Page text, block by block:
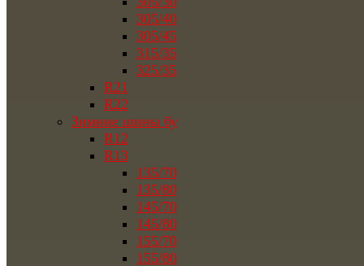
305/40
305/45
315/35
325/35
R21
R22
Зимние шины бу
R12
R13
135/70
135/80
145/70
145/80
155/70
155/80